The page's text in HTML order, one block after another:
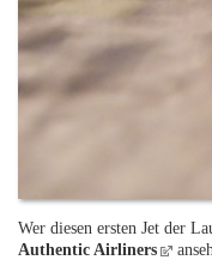
Wer diesen ersten Jet der
Authentic Airliners